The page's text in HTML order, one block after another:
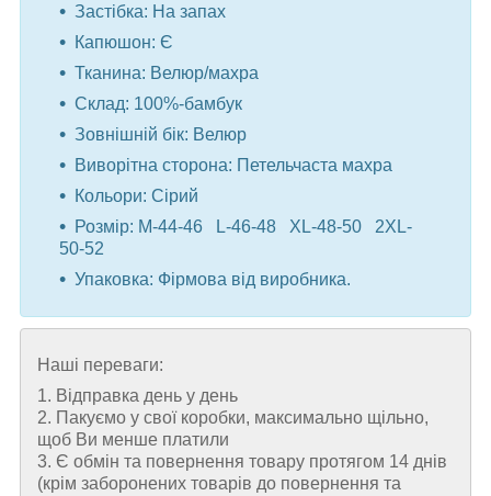
Застібка: На запах
Капюшон: Є
Тканина: Велюр/махра
Склад: 100%-бамбук
Зовнішній бік: Велюр
Виворітна сторона: Петельчаста махра
Кольори: Сірий
Розмір: M-44-46 L-46-48 XL-48-50 2XL-
50-52
Упаковка: Фірмова від виробника.
Наші переваги:
1. Відправка день у день
2. Пакуємо у свої коробки, максимально щільно,
щоб Ви менше платили
3. Є обмін та повернення товару протягом 14 днів
(крім заборонених товарів до повернення та